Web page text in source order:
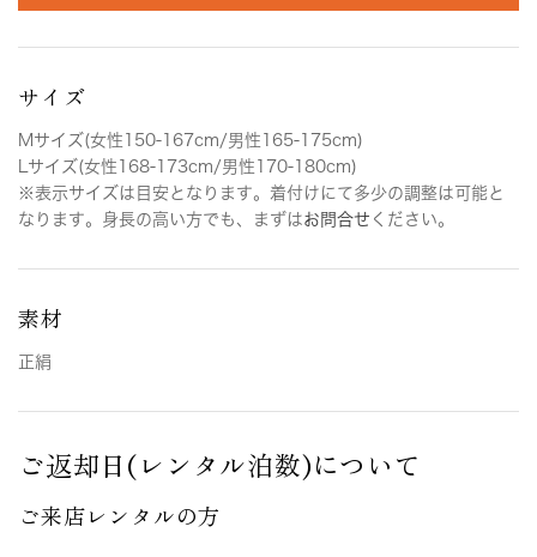
サイズ
Mサイズ(女性150-167cm/男性165-175cm)
Lサイズ(女性168-173cm/男性170-180cm)
※表示サイズは目安となります。着付けにて多少の調整は可能と
なります。身長の高い方でも、まずはお問合せ ください。
素材
正絹
ご返却日(レンタル泊数)について
ご来店レンタルの方